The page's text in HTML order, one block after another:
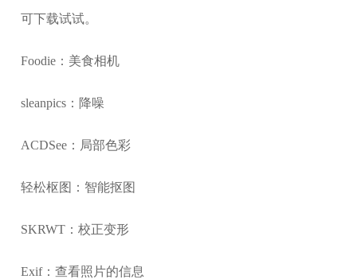
可下载试试。
Foodie：美食相机
sleanpics：降噪
ACDSee：局部色彩
轻松枢图：智能抠图
SKRWT：校正变形
Exif：查看照片的信息